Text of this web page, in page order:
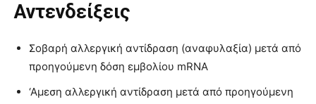
Αντενδείξεις
Σοβαρή αλλεργική αντίδραση (αναφυλαξία) μετά από
προηγούμενη δόση εμβολίου mRNA
‘Αμεση αλλεργική αντίδραση μετά από προηγούμενη